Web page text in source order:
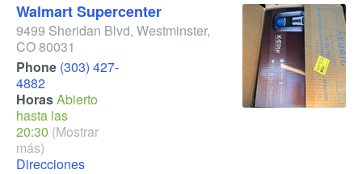
Walmart Supercenter
9499 Sheridan Blvd, Westminster,
CO80031
Phone (303) 427-
4882
HorasAbierto
hasta las
20:30 (Mostrar
más)
Direcciones